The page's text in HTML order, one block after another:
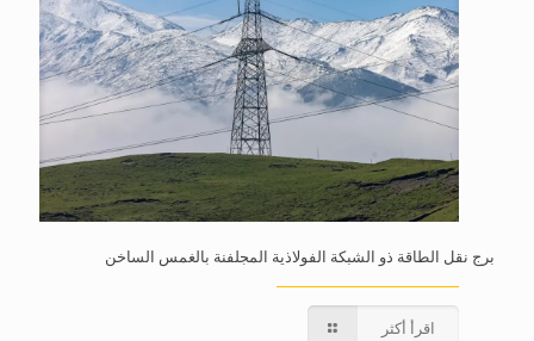
برج نقل الطاقة ذو الشبكة الفولاذية المجلفنة بالغمس الساخن
اقرأ أكثر